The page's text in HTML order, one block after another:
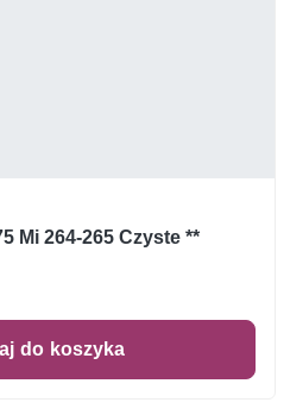
Mi 264-265 Czyste **
do koszyka